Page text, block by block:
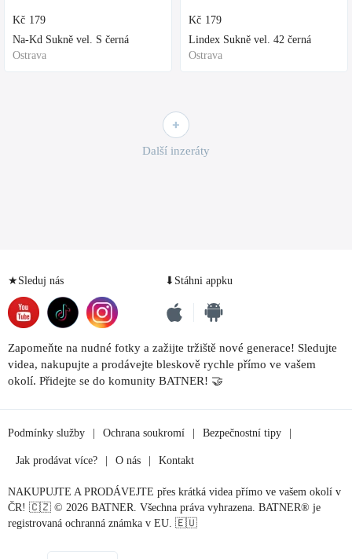
Kč 179
Na-Kd Sukně vel. S černá
Ostrava
Kč 179
Lindex Sukně vel. 42 černá
Ostrava
Další inzeráty
★Sleduj nás ⬇Stáhni appku
Zapomeňte na nudné fotky a zažijte tržiště nové generace! Sledujte
videa, nakupujte a prodávejte bleskově rychle přímo ve vašem
okolí. Přidejte se do komunity BATNER! 🤝
Podmínky služby Ochrana soukromí Bezpečnostní tipy
Jak prodávat více? O nás Kontakt
NAKUPUJTE A PRODÁVEJTE přes krátká videa přímo ve vašem okolí v
ČR! 🇨🇿 © 2026 BATNER. Všechna práva vyhrazena. BATNER® je
registrovaná ochranná známka v EU. 🇪🇺